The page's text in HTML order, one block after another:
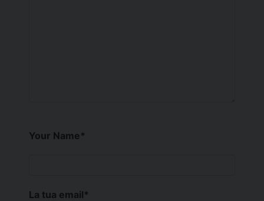
Your Name*
La tua email*